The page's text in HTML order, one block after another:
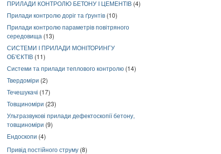
ПРИЛАДИ КОНТРОЛЮ БЕТОНУ І ЦЕМЕНТІВ (4)
Прилади контролю доріг та ґрунтів (10)
Прилади контролю параметрів повітряного
середовища (13)
СИСТЕМИ І ПРИЛАДИ МОНІТОРИНГУ
ОБ'ЄКТІВ (11)
Системи та прилади теплового контролю (14)
Твердоміри (2)
Течешукачі (17)
Товщиноміри (23)
Ультразвукові прилади дефектоскопії бетону,
товщиноміри (9)
Ендоскопи (4)
Привід постійного струму (8)